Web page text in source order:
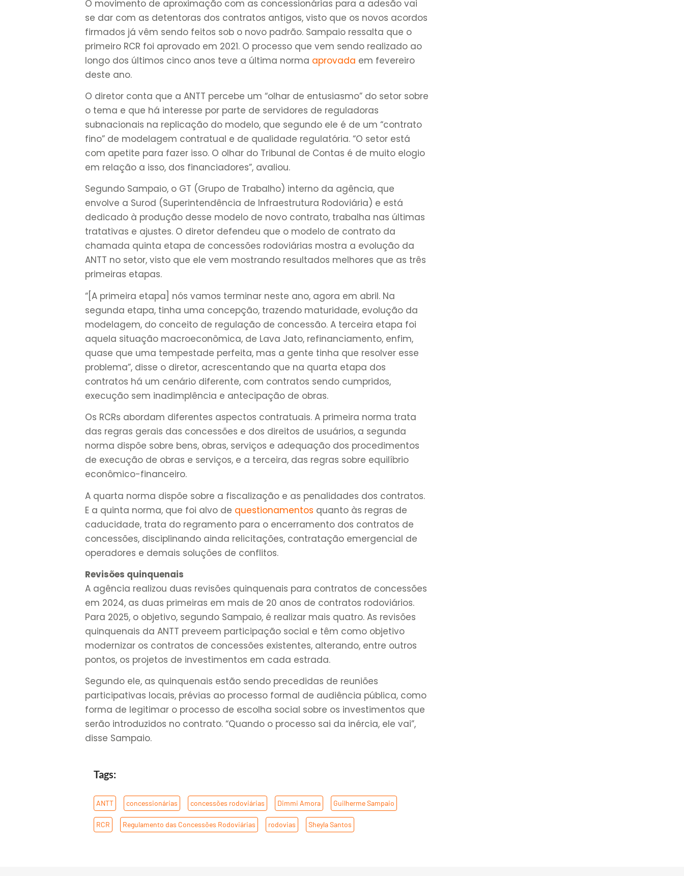
O movimento de aproximação com as concessionárias para a adesão vai
se dar com as detentoras dos contratos antigos, visto que os novos acordos
firmados já vêm sendo feitos sob o novo padrão. Sampaio ressalta que o
primeiro RCR foi aprovado em 2021. O processo que vem sendo realizado ao
longo dos últimos cinco anos teve a última norma aprovada em fevereiro
deste ano.
O diretor conta que a ANTT percebe um “olhar de entusiasmo” do setor sobre
o tema e que há interesse por parte de servidores de reguladoras
subnacionais na replicação do modelo, que segundo ele é de um “contrato
fino” de modelagem contratual e de qualidade regulatória. “O setor está
com apetite para fazer isso. O olhar do Tribunal de Contas é de muito elogio
em relação a isso, dos financiadores”, avaliou.
Segundo Sampaio, o GT (Grupo de Trabalho) interno da agência, que
envolve a Surod (Superintendência de Infraestrutura Rodoviária) e está
dedicado à produção desse modelo de novo contrato, trabalha nas últimas
tratativas e ajustes. O diretor defendeu que o modelo de contrato da
chamada quinta etapa de concessões rodoviárias mostra a evolução da
ANTT no setor, visto que ele vem mostrando resultados melhores que as três
primeiras etapas.
“[A primeira etapa] nós vamos terminar neste ano, agora em abril. Na
segunda etapa, tinha uma concepção, trazendo maturidade, evolução da
modelagem, do conceito de regulação de concessão. A terceira etapa foi
aquela situação macroeconômica, de Lava Jato, refinanciamento, enfim,
quase que uma tempestade perfeita, mas a gente tinha que resolver esse
problema”, disse o diretor, acrescentando que na quarta etapa dos
contratos há um cenário diferente, com contratos sendo cumpridos,
execução sem inadimplência e antecipação de obras.
Os RCRs abordam diferentes aspectos contratuais. A primeira norma trata
das regras gerais das concessões e dos direitos de usuários, a segunda
norma dispõe sobre bens, obras, serviços e adequação dos procedimentos
de execução de obras e serviços, e a terceira, das regras sobre equilíbrio
econômico-financeiro.
A quarta norma dispõe sobre a fiscalização e as penalidades dos contratos.
E a quinta norma, que foi alvo de questionamentos quanto às regras de
caducidade, trata do regramento para o encerramento dos contratos de
concessões, disciplinando ainda relicitações, contratação emergencial de
operadores e demais soluções de conflitos.
Revisões quinquenais
A agência realizou duas revisões quinquenais para contratos de concessões
em 2024, as duas primeiras em mais de 20 anos de contratos rodoviários.
Para 2025, o objetivo, segundo Sampaio, é realizar mais quatro. As revisões
quinquenais da ANTT preveem participação social e têm como objetivo
modernizar os contratos de concessões existentes, alterando, entre outros
pontos, os projetos de investimentos em cada estrada.
Segundo ele, as quinquenais estão sendo precedidas de reuniões
participativas locais, prévias ao processo formal de audiência pública, como
forma de legitimar o processo de escolha social sobre os investimentos que
serão introduzidos no contrato. “Quando o processo sai da inércia, ele vai”,
disse Sampaio.
Tags:
ANTT concessionárias concessões rodoviárias Dimmi Amora Guilherme Sampaio
RCR Regulamento das Concessões Rodoviárias rodovias Sheyla Santos